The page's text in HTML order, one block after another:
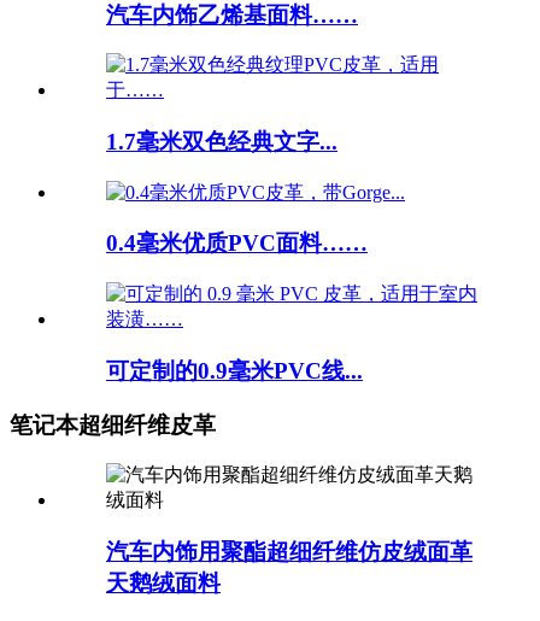
汽车内饰乙烯基面料……
1.7毫米双色经典文字...
0.4毫米优质PVC面料……
可定制的0.9毫米PVC线...
笔记本超细纤维皮革
汽车内饰用聚酯超细纤维仿皮绒面革
天鹅绒面料